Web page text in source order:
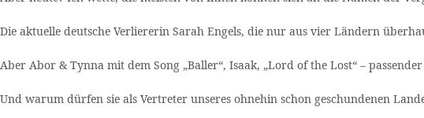
Die aktuelle deutsche Verliererin Sarah Engels, die nur aus vier Ländern
Aber Abor & Tynna mit dem Song „Baller“, Isaak, „Lord of the Lost“ –
Und warum dürfen sie als Vertreter unseres ohnehin schon geschundenen